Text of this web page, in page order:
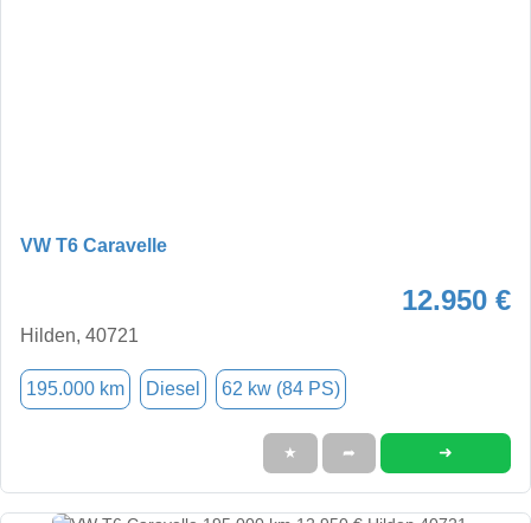
VW T6 Caravelle
12.950 €
Hilden, 40721
195.000 km Diesel 62 kw (84 PS)
★ ➦ ➜